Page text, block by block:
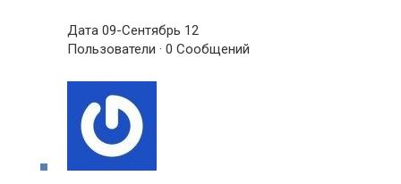
Дата 09-Сентябрь 12
Пользователи · 0 Сообщений